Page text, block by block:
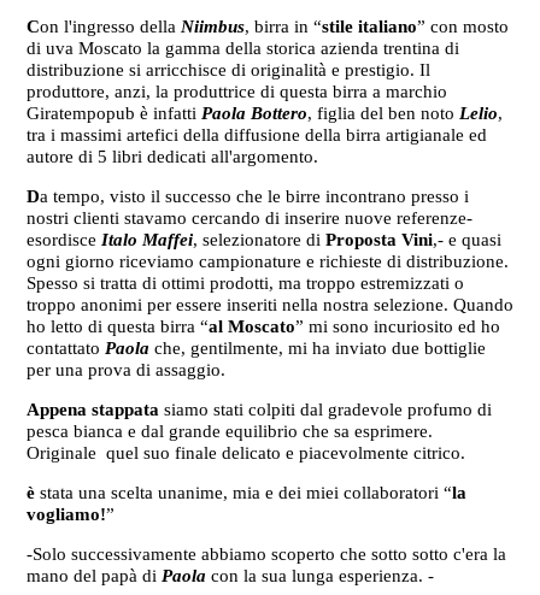
Con l'ingresso della Niimbus, birra in “stile italiano” con mosto
di uva Moscato la gamma della storica azienda trentina di
distribuzione si arricchisce di originalità e prestigio. Il
produttore, anzi, la produttrice di questa birra a marchio
Giratempopub è infatti Paola Bottero, figlia del ben noto Lelio,
tra i massimi artefici della diffusione della birra artigianale ed
autore di 5 libri dedicati all'argomento.
Da tempo, visto il successo che le birre incontrano presso i
nostri clienti stavamo cercando di inserire nuove referenze-
esordisce Italo Maffei, selezionatore di Proposta Vini,- e quasi
ogni giorno riceviamo campionature e richieste di distribuzione.
Spesso si tratta di ottimi prodotti, ma troppo estremizzati o
troppo anonimi per essere inseriti nella nostra selezione. Quando
ho letto di questa birra “al Moscato” mi sono incuriosito ed ho
contattato Paola che, gentilmente, mi ha inviato due bottiglie
per una prova di assaggio.
Appena stappata siamo stati colpiti dal gradevole profumo di
pesca bianca e dal grande equilibrio che sa esprimere.
Originale quel suo finale delicato e piacevolmente citrico.
è stata una scelta unanime, mia e dei miei collaboratori “la
vogliamo!”
-Solo successivamente abbiamo scoperto che sotto sotto c'era la
mano del papà di Paola con la sua lunga esperienza. -